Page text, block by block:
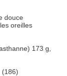
douce
oreilles
173 g,
(186)